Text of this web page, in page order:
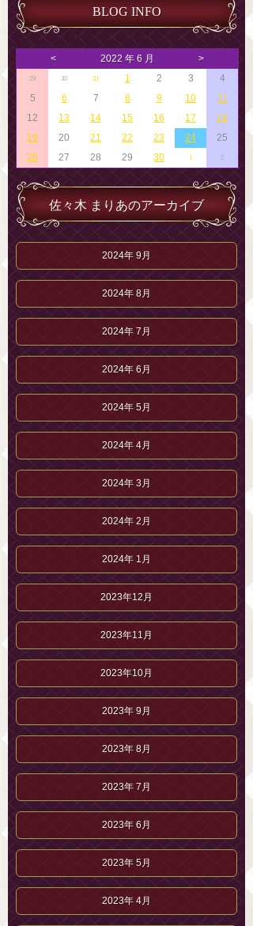
BLOG INFO
< 2022 年 6 月 >
29 30 31 1 2 3
4
5
6 7 8 9 10
11
12
13 14 15 16 17
18
19
20 21 22 23 24
25
26
27 28 29 30 1 2
佐々木 まりあのアーカイブ
2024年 9月
2024年 8月
2024年 7月
2024年 6月
2024年 5月
2024年 4月
2024年 3月
2024年 2月
2024年 1月
2023年12月
2023年11月
2023年10月
2023年 9月
2023年 8月
2023年 7月
2023年 6月
2023年 5月
2023年 4月